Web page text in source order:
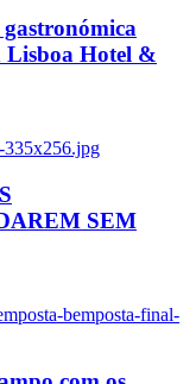
Lisboa Hotel &
335x256.jpg
SEM
bemposta-final-